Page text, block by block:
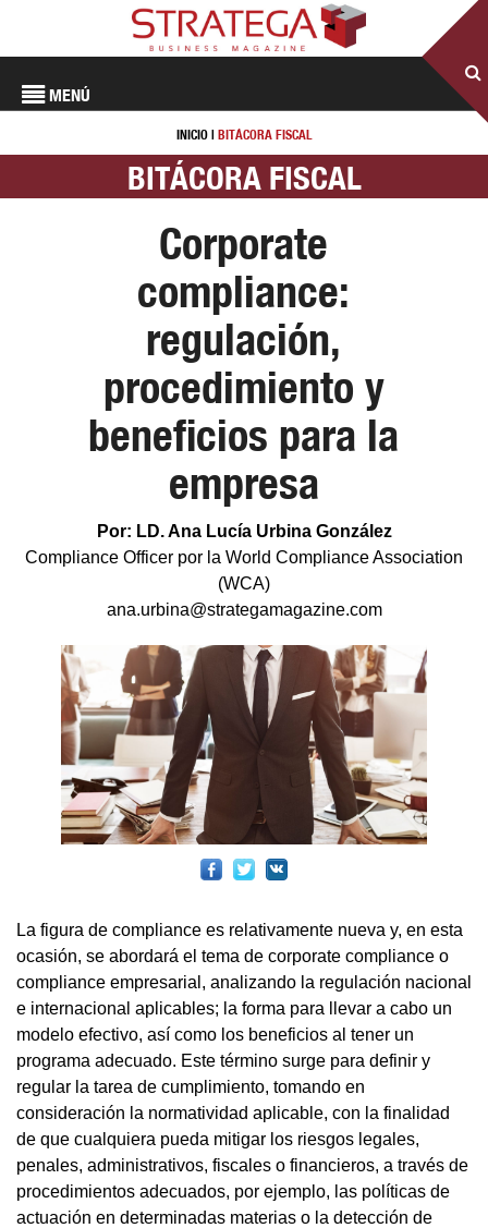
MENÚ
INICIO| BITÁCORA FISCAL
BITÁCORA FISCAL
Corporate
compliance:
regulación,
procedimiento y
beneficios para la
empresa
Por: LD. Ana Lucía Urbina González
Compliance Officer por la World Compliance Association
(WCA)
ana.urbina@strategamagazine.com
La figura de compliance es relativamente nueva y, en esta
ocasión, se abordará el tema de corporate compliance o
compliance empresarial, analizando la regulación nacional
e internacional aplicables; la forma para llevar a cabo un
modelo efectivo, así como los beneficios al tener un
programa adecuado. Este término surge para definir y
regular la tarea de cumplimiento, tomando en
consideración la normatividad aplicable, con la finalidad
de que cualquiera pueda mitigar los riesgos legales,
penales, administrativos, fiscales o financieros, a través de
procedimientos adecuados, por ejemplo, las políticas de
actuación en determinadas materias o la detección de